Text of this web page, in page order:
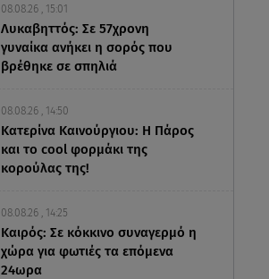
08.08.26 , 15:01
Λυκαβηττός: Σε 57χρονη
γυναίκα ανήκει η σορός που
βρέθηκε σε σπηλιά
08.08.26 , 14:50
Κατερίνα Καινούργιου: Η Πάρος
και το cool φορμάκι της
κορούλας της!
08.08.26 , 14:25
Καιρός: Σε κόκκινο συναγερμό η
χώρα για φωτιές τα επόμενα
24ωρα